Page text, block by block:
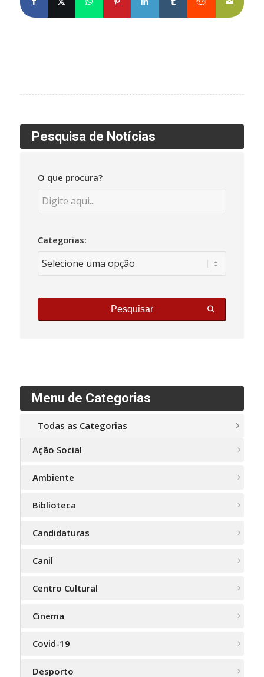
Pesquisa de Notícias
O que procura?
Categorias:
Pesquisar
Menu de Categorias
Todas as Categorias
Ação Social
Ambiente
Biblioteca
Candidaturas
Canil
Centro Cultural
Cinema
Covid-19
Desporto